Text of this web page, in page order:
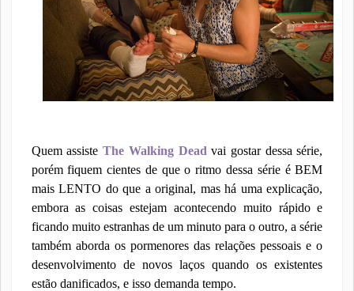
Quem assisteThe Walking Dead vai gostar dessa série,
porém fiquem cientes de que o ritmo dessa série é BEM
mais LENTO do que a original, mas há uma explicação,
embora as coisas estejam acontecendo muito rápido e
ficando muito estranhas de um minuto para o outro, a série
também aborda os pormenores das relações pessoais e o
desenvolvimento de novos laços quando os existentes
estão danificados, e isso demanda tempo.